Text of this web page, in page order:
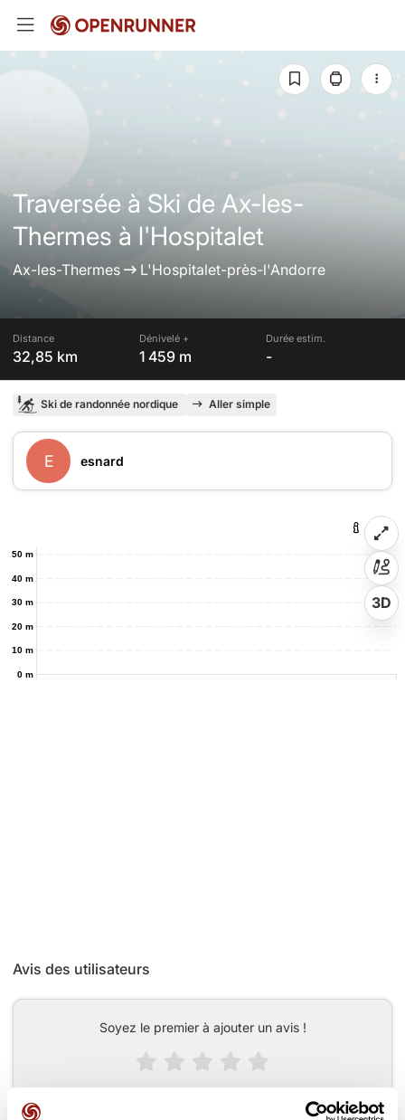
Traversée à Ski de Ax-les-
Thermes à l'Hospitalet
Ax-les-Thermes L'Hospitalet-près-l'Andorre
Distance
32,85 km
Dénivelé +
1 459 m
Durée estim.
-
Ski de randonnée nordique Aller simple
E esnard
0 m
10 m
20 m
30 m
40 m
50 m
3D
Avis des utilisateurs
Soyez le premier à ajouter un avis !